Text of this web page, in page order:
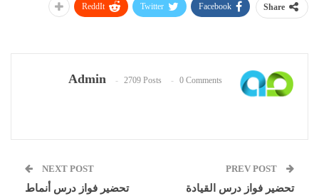
Share
Facebook
Twitter
ReddIt
Admin 2709 Posts 0 Comments
تحضير فواز درس القيادة
NEXT POST
تحضير فواز درس أنماط